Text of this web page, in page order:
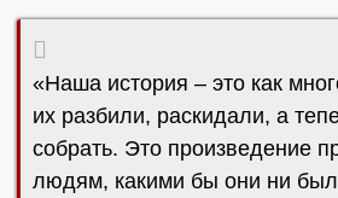
«Наша история – это как
их разбили, раскидали, а
собрать. Это произведение
людям, какими бы они ни